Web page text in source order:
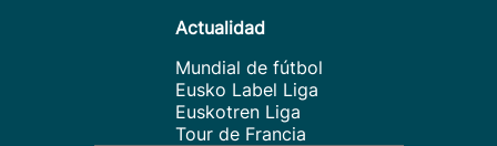
Actualidad
Mundial de fútbol
Eusko Label Liga
Euskotren Liga
Tour de Francia